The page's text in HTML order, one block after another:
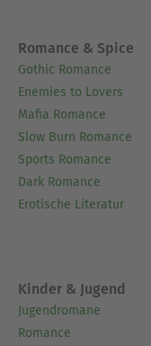
Romance & Spice
Gothic Romance
Enemies to Lovers
Mafia Romance
Slow Burn Romance
Sports Romance
Dark Romance
Erotische Literatur
Kinder & Jugend
Jugendromane
Romance